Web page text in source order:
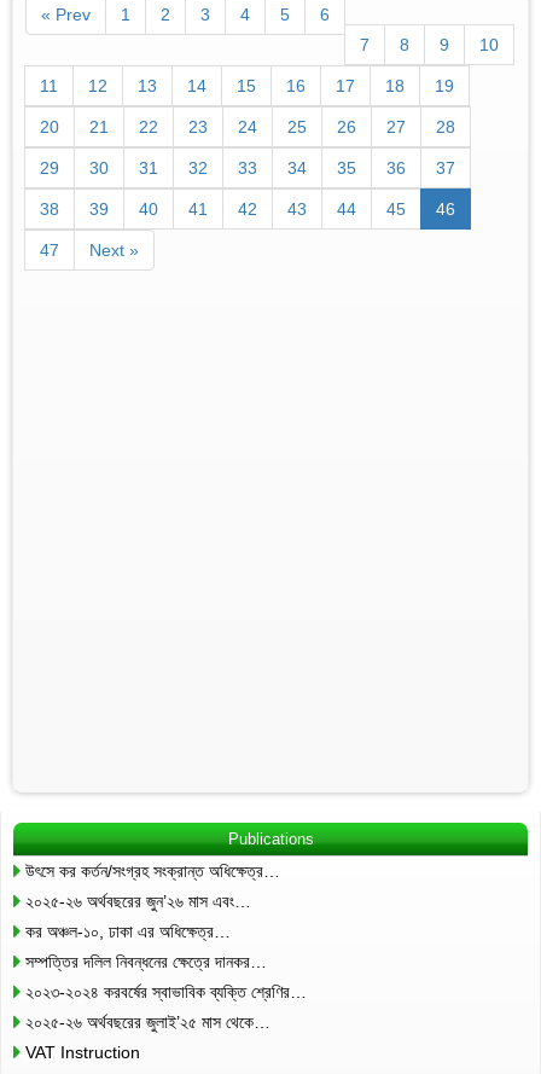
« Prev 1 2 3 4 5
6
7
8 9 10
11 12 13 14 15 16 17 18 19
20 21 22 23 24 25 26 27 28
29 30 31 32 33 34 35 36 37
38 39 40 41 42 43 44 45 46
47 Next »
Publications
উৎসে কর কর্তন/সংগ্রহ সংক্রান্ত অধিক্ষেত্র…
২০২৫-২৬ অর্থবছরের জুন’২৬ মাস এবং…
কর অঞ্চল-১০, ঢাকা এর অধিক্ষেত্র…
সম্পত্তির দলিল নিবন্ধনের ক্ষেত্রে দানকর…
২০২৩-২০২৪ করবর্ষের স্বাভাবিক ব্যক্তি শ্রেণির…
২০২৫-২৬ অর্থবছরের জুলাই’২৫ মাস থেকে…
VAT Instruction